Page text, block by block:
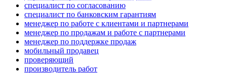
специалист по согласованию
специалист по банковским гарантиям
менеджер по работе с клиентами и партнерами
менеджер по продажам и работе с партнерами
менеджер по поддержке продаж
мобильный продавец
проверяющий
производитель работ